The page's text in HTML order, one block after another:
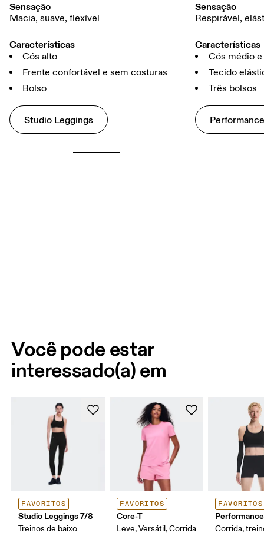
Sensação
Macia, suave, flexível
Características
Cós alto
Frente confortável e sem costuras
Bolso
Studio Leggings
Sensação
Respirável,
Características
Cós médio
Tecido
Três bolsos
Você pode estar
interessado(a) em
FAVORITOS
Studio Leggings 7/8
Treinos de baixo
FAVORITOS
Core-T
Leve, Versátil, Corrida
FAVORITOS
Corrida,